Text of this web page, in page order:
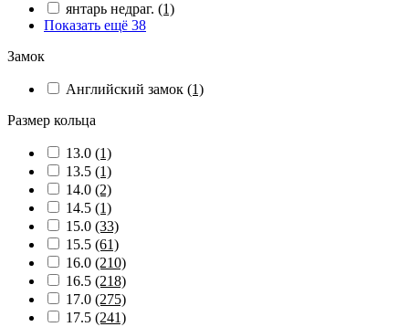
янтарь недраг. (1)
Показать ещё 38
Замок
Английский замок (1)
Размер кольца
13.0 (1)
13.5 (1)
14.0 (2)
14.5 (1)
15.0 (33)
15.5 (61)
16.0 (210)
16.5 (218)
17.0 (275)
17.5 (241)